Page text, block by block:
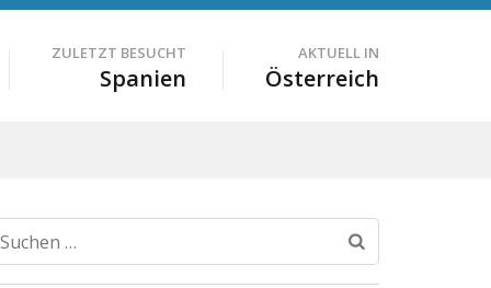
ZULETZT BESUCHT
Spanien
AKTUELL IN
Österreich